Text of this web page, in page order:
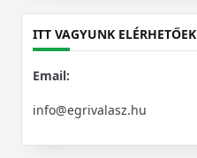
ITT VAGYUNK ELÉRHETŐEK
Email:
info@egrivalasz.hu